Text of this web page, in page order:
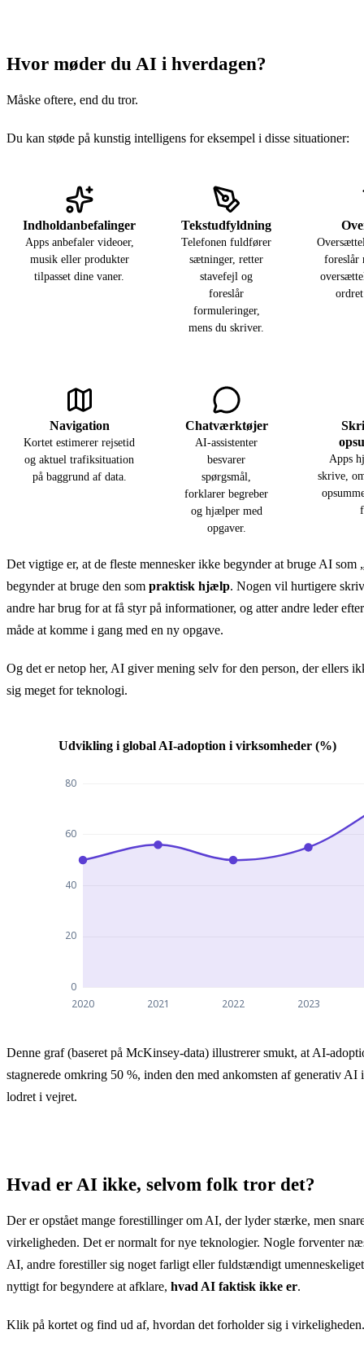
Hvor møder du AI i hverdagen?
Måske oftere, end du tror.
Du kan støde på kunstig intelligens for eksempel i disse situationer:
Indholdanbefalinger
Apps anbefaler videoer,
musik eller produkter
tilpasset dine vaner.
Tekstudfyldning
Telefonen fuldfører
sætninger, retter
stavefejl og
foreslår
formuleringer,
mens du skriver.
foreslår
Navigation
Kortet estimerer rejsetid
og aktuel trafiksituation
på baggrund af data.
Chatværktøjer
AI-assistenter
besvarer
spørgsmål,
forklarer begreber
og hjælper med
opgaver.
Apps
skrive,
Det vigtige er, at de fleste mennesker ikke begynder at bruge AI som
begynder at bruge den som praktisk hjælp. Nogen vil hurtigere
andre har brug for at få styr på informationer, og atter andre leder
måde at komme i gang med en ny opgave.
Og det er netop her, AI giver mening selv for den person, der ellers
sig meget for teknologi.
Udvikling i global AI-adoption i virksomheder (%)
Udvikling i global AI-adoption i virksomheder
2020
2024
Denne graf (baseret på McKinsey-data) illustrerer smukt, at AI-
stagnerede omkring 50 %, inden den med ankomsten af generativ AI
lodret i vejret.
Hvad er AI ikke, selvom folk tror det?
Der er opstået mange forestillinger om AI, der lyder stærke, men
virkeligheden. Det er normalt for nye teknologier. Nogle forventer
AI, andre forestiller sig noget farligt eller fuldstændigt
nyttigt for begyndere at afklare, hvad AI faktisk ikke er.
Klik på kortet og find ud af, hvordan det forholder sig i virkeligheden.